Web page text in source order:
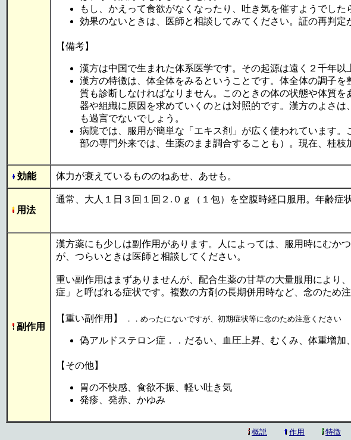
もし、かえって食欲がなくなったり、吐き気を催すようでした
効果のないときは、医師と相談してみてください。証の再判定
【備考】
漢方は中国で生まれた体系医学です。その起源は遠く２千年
漢方の特徴は、体全体をみるということです。体全体の調子
質も診断しなければなりません。このときの体の状態や体質
器や組織に原因を求めていくのとは対照的です。漢方のよさ
も過言でないでしょう。
病院では、服用が簡単な「エキス剤」が広く使われています
部の専門外来では、生薬のまま調合することも）。現在、桂
効能 体力が衰えているもののねあせ、あせも。
用法
通常、大人１日３回１回２.０ｇ（１包）を空腹時経口服用。年齢症
副作用
漢方薬にも少しは副作用があります。人によっては、服用時にむか
が、つらいときは医師と相談してください。
重い副作用はまずありませんが、配合生薬の甘草の大量服用により
症」と呼ばれる症状です。複数の方剤の長期併用時など、念のため注
【重い副作用】 ．．めったにないですが、初期症状等に念のため注意ください
偽アルドステロン症．．だるい、血圧上昇、むくみ、体重増
【その他】
胃の不快感、食欲不振、軽い吐き気
発疹、発赤、かゆみ
概説 作用 特徴